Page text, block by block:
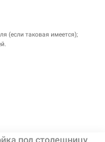
(если таковая имеется);
под столешницу